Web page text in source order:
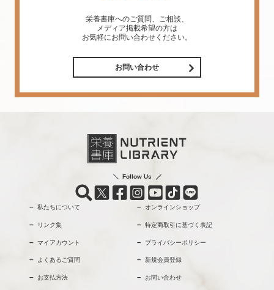
栄養書庫へのご質問、ご相談、
メディア掲載希望の方は
お気軽にお問い合わせください。
お問い合わせ
Follow Us
私たちについて オンラインショップ
リンク集 特定商取引に基づく表記
マイアカウント プライバシーポリシー
よくあるご質問 新規会員登録
お支払方法 お問い合わせ